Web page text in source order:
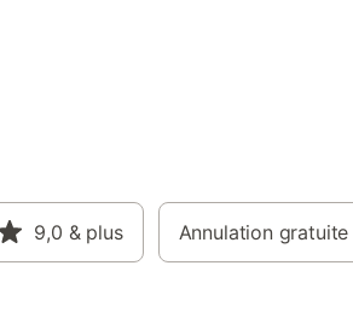
9,0 & plus Annulation gratuite